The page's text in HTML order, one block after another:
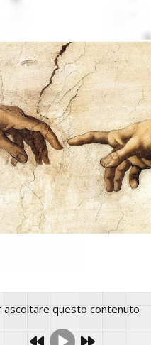
ascoltare questo contenuto